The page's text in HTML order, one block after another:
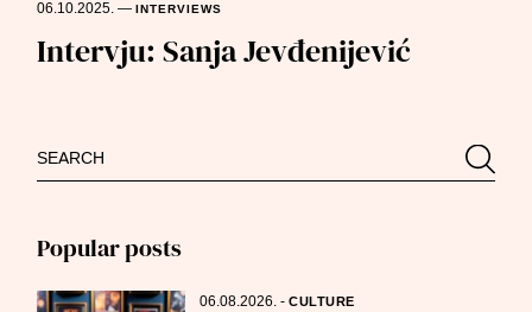
06.10.2025.— INTERVIEWS
Intervju: Sanja Jevđenijević
Search
for:
Popular posts
06.08.2026.-CULTURE